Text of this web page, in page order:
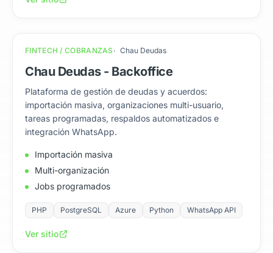
FINTECH / COBRANZAS Chau Deudas
Chau Deudas - Backoffice
Plataforma de gestión de deudas y acuerdos:
importación masiva, organizaciones multi-usuario,
tareas programadas, respaldos automatizados e
integración WhatsApp.
Importación masiva
Multi-organización
Jobs programados
PHP PostgreSQL Azure Python WhatsApp API
Ver sitio